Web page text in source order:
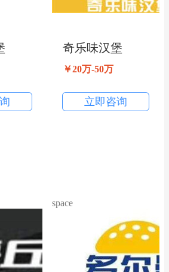
奇乐味汉堡
￥20万-50万
立即咨询
space